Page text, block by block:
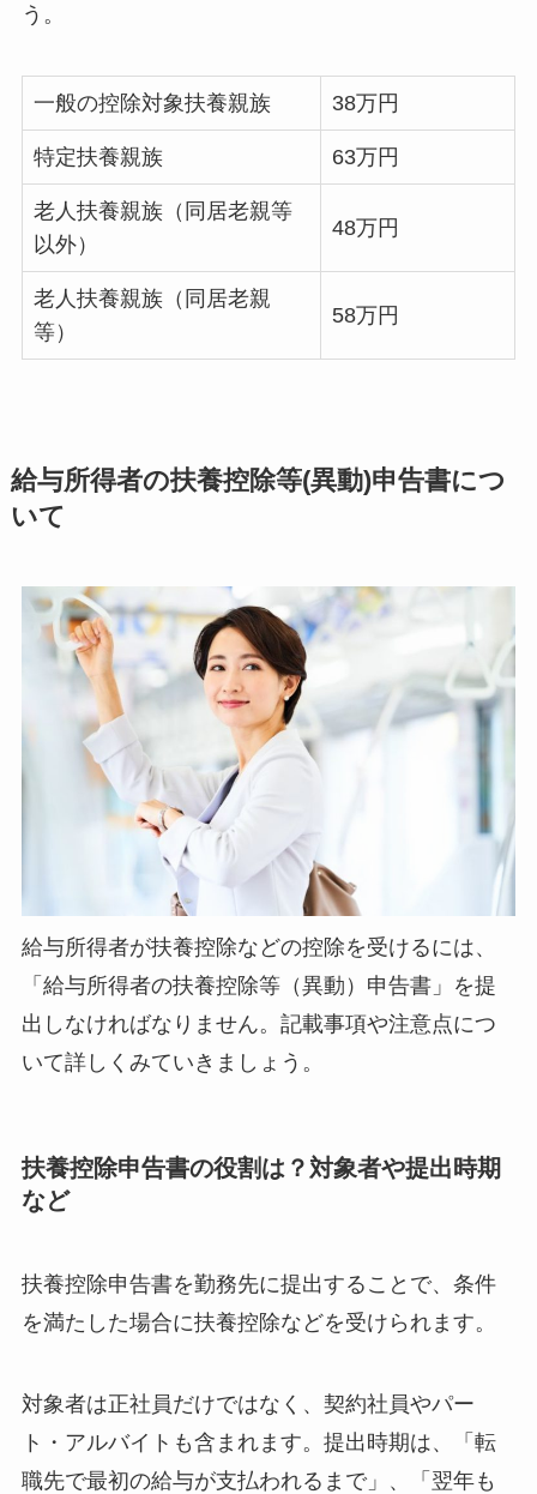
う。
一般の控除対象扶養親族 38万円
特定扶養親族 63万円
老人扶養親族（同居老親等
以外）
48万円
老人扶養親族（同居老親
等）
58万円
給与所得者の扶養控除等(異動)申告書につ
いて
給与所得者が扶養控除などの控除を受けるには、
「給与所得者の扶養控除等（異動）申告書」を提
出しなければなりません。記載事項や注意点につ
いて詳しくみていきましょう。
扶養控除申告書の役割は？対象者や提出時期
など
扶養控除申告書を勤務先に提出することで、条件
を満たした場合に扶養控除などを受けられます。
対象者は正社員だけではなく、契約社員やパー
ト・アルバイトも含まれます。提出時期は、「転
職先で最初の給与が支払われるまで」、「翌年も